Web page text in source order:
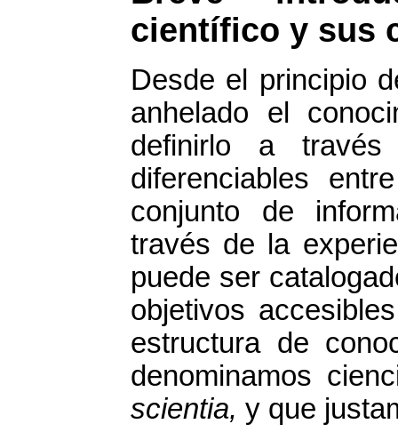
científico y sus
Desde el principio
anhelado el
definirlo a
diferenciables
conjunto de
través de la
puede ser
objetivos
estructura de
denominamos
scientia, y que